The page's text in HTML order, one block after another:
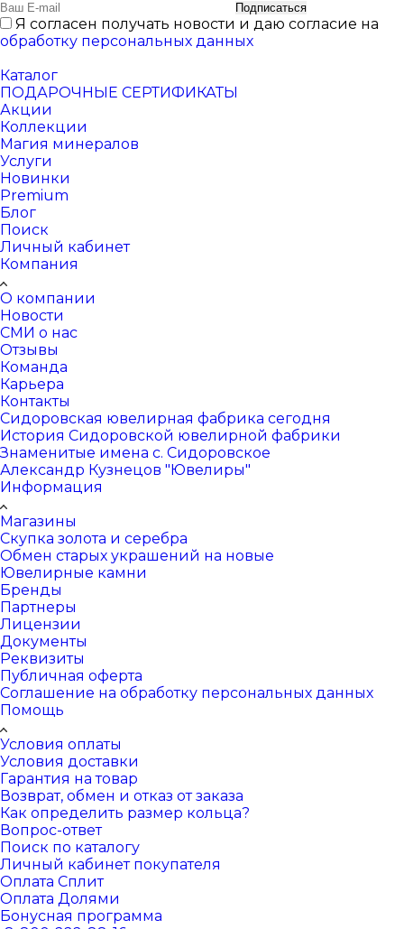
Подписаться
Я согласен получать новости и даю согласие на
обработку персональных данных
Каталог
ПОДАРОЧНЫЕ СЕРТИФИКАТЫ
Акции
Коллекции
Магия минералов
Услуги
Новинки
Premium
Блог
Поиск
Личный кабинет
Компания
О компании
Новости
СМИ о нас
Отзывы
Команда
Карьера
Контакты
Сидоровская ювелирная фабрика сегодня
История Сидоровской ювелирной фабрики
Знаменитые имена с. Сидоровское
Александр Кузнецов "Ювелиры"
Информация
Магазины
Скупка золота и серебра
Обмен старых украшений на новые
Ювелирные камни
Бренды
Партнеры
Лицензии
Документы
Реквизиты
Публичная оферта
Соглашение на обработку персональных данных
Помощь
Условия оплаты
Условия доставки
Гарантия на товар
Возврат, обмен и отказ от заказа
Как определить размер кольца?
Вопрос-ответ
Поиск по каталогу
Личный кабинет покупателя
Оплата Сплит
Оплата Долями
Бонусная программа